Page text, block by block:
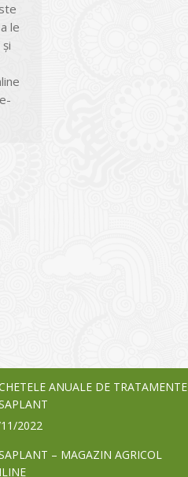
le
ANUALE DE TRATAMENTE
2022
– MAGAZIN AGRICOL